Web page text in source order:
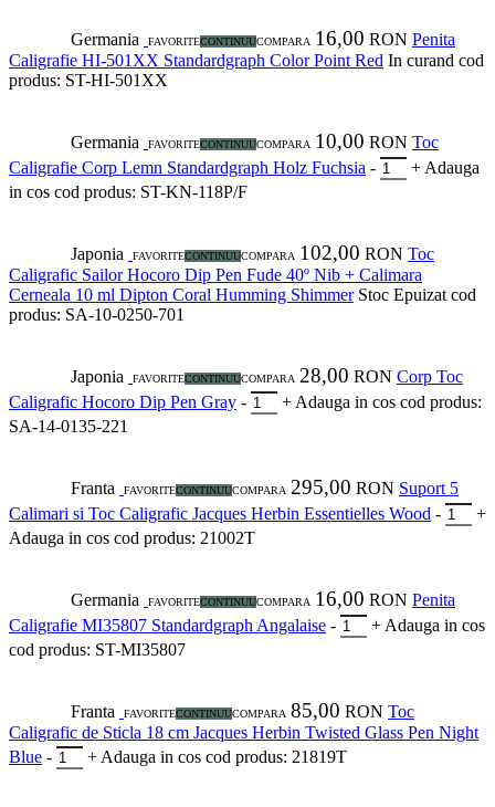
Germania FAVORITECONTINUUCOMPARA 16,00 RON Penita
Caligrafie HI-501XX Standardgraph Color Point Red In curand cod
produs: ST-HI-501XX
Germania FAVORITECONTINUUCOMPARA 10,00 RON Toc
Caligrafie Corp Lemn Standardgraph Holz Fuchsia - + Adauga
in cos cod produs: ST-KN-118P/F
Japonia FAVORITECONTINUUCOMPARA 102,00 RON Toc
Caligrafic Sailor Hocoro Dip Pen Fude 40º Nib + Calimara
Cerneala 10 ml Dipton Coral Humming Shimmer Stoc Epuizat cod
produs: SA-10-0250-701
Japonia FAVORITECONTINUUCOMPARA 28,00 RON Corp Toc
Caligrafic Hocoro Dip Pen Gray - + Adauga in cos cod produs:
SA-14-0135-221
Franta FAVORITECONTINUUCOMPARA 295,00 RON Suport 5
Calimari si Toc Caligrafic Jacques Herbin Essentielles Wood -
+
Adauga in cos cod produs: 21002T
Germania FAVORITECONTINUUCOMPARA 16,00 RON Penita
Caligrafie MI35807 Standardgraph Angalaise - + Adauga in cos
cod produs: ST-MI35807
Franta FAVORITECONTINUUCOMPARA 85,00 RON Toc
Caligrafic de Sticla 18 cm Jacques Herbin Twisted Glass Pen Night
Blue - + Adauga in cos cod produs: 21819T